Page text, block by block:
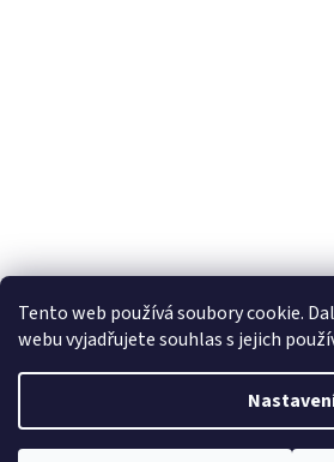
Tento web používá soubory cookie.
webu vyjadřujete souhlas s jejich